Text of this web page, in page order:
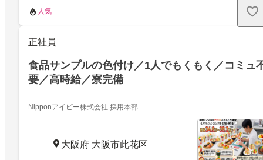
人気
正社員
食品サンプルの色付け／1人でもくもく／コミュ
要／高時給／寮完備
Nipponアイピー株式会社 採用本部
大阪府 大阪市此花区